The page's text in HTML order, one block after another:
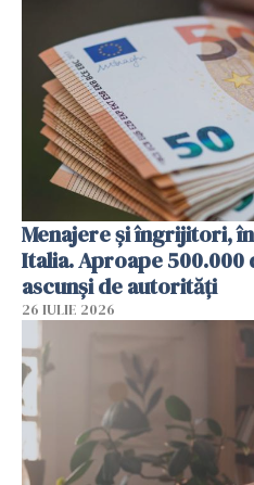
Menajere și îngrijitori,
Italia. Aproape
ascunși de autorități
26 IULIE 2026